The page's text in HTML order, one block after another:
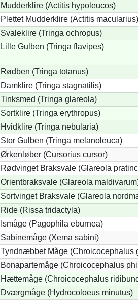
Mudderklire (Actitis hypoleucos)
Plettet Mudderklire (Actitis macularius)
Svaleklire (Tringa ochropus)
Lille Gulben (Tringa flavipes)
Rødben (Tringa totanus)
Damklire (Tringa stagnatilis)
Tinksmed (Tringa glareola)
Sortklire (Tringa erythropus)
Hvidklire (Tringa nebularia)
Stor Gulben (Tringa melanoleuca)
Ørkenløber (Cursorius cursor)
Rødvinget Braksvale (Glareola
Orientbraksvale (Glareola
Sortvinget Braksvale (Glareola
Ride (Rissa tridactyla)
Ismåge (Pagophila eburnea)
Sabinemåge (Xema sabini)
Tyndnæbbet Måge (Chroicocephalus
Bonapartemåge (Chroicocephalus
Hættemåge (Chroicocephalus
Dværgmåge (Hydrocoloeus minutus)